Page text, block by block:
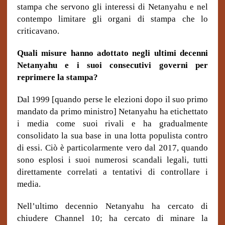
stampa che servono gli interessi di Netanyahu e nel
contempo limitare gli organi di stampa che lo
criticavano.
Quali misure hanno adottato negli ultimi decenni
Netanyahu e i suoi consecutivi governi per
reprimere la stampa?
Dal 1999 [quando perse le elezioni dopo il suo primo
mandato da primo ministro] Netanyahu ha etichettato
i media come suoi rivali e ha gradualmente
consolidato la sua base in una lotta populista contro
di essi. Ciò è particolarmente vero dal 2017, quando
sono esplosi i suoi numerosi scandali legali, tutti
direttamente correlati a tentativi di controllare i
media.
Nell’ultimo decennio Netanyahu ha cercato di
chiudere Channel 10; ha cercato di minare la